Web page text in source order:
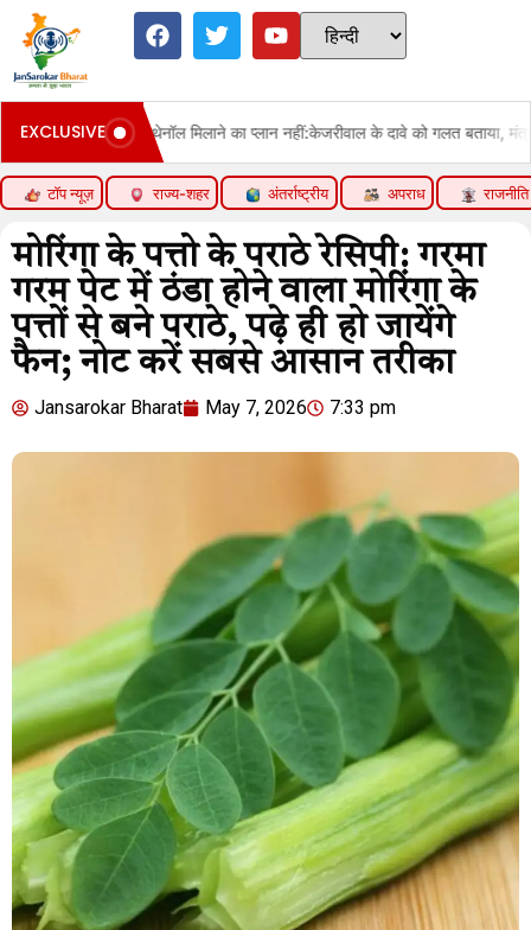
EXCLUSIVE
प्लान नहीं:केजरीवाल के दावे को गलत बताया, मंत्री बोले- अफवाह फैलाकर यात्रियों को न
टॉप न्यूज़ राज्य-शहर अंतर्राष्ट्रीय अपराध राजनीति
मोरिंगा के पत्तो के पराठे रेसिपी: गरमा
गरम पेट में ठंडा होने वाला मोरिंगा के
पत्तों से बने पराठे, पढ़े ही हो जायेंगे
फैन; नोट करें सबसे आसान तरीका
Jansarokar Bharat May 7, 2026 7:33 pm